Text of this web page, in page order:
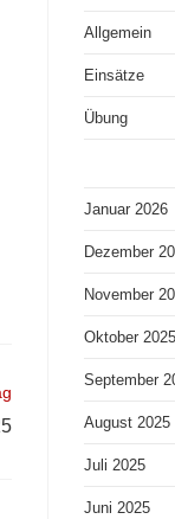
Allgemein
Einsätze
Übung
Januar 2026
Dezember
November
Oktober 2025
September
August 2025
Juli 2025
Juni 2025